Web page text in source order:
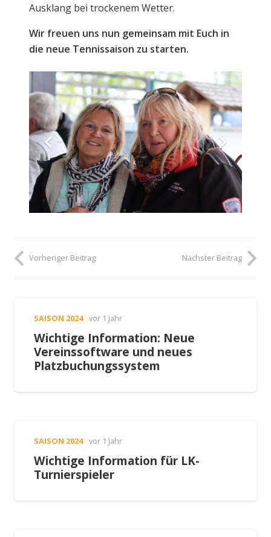
Ausklang bei trockenem Wetter.
Wir freuen uns nun gemeinsam mit Euch in
die neue Tennissaison zu starten.
Vorheriger Beitrag Nächster Beitrag
SAISON 2024 vor 1 Jahr
Wichtige Information: Neue
Vereinssoftware und neues
Platzbuchungssystem
SAISON 2024 vor 1 Jahr
Wichtige Information für LK-
Turnierspieler